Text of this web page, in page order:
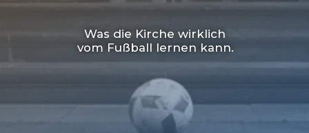
Was die Kirche wirklich
vom Fußball lernen kann.